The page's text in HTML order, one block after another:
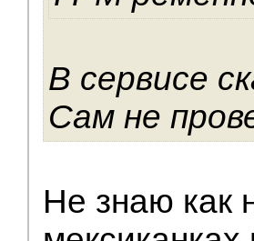
В сервисе
Сам не
Не знаю как